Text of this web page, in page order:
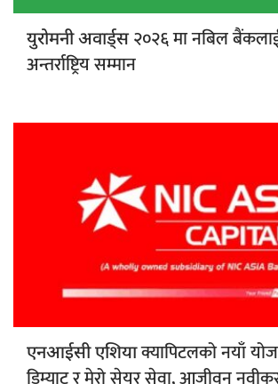
युरोमनी अवार्ड्स२०२६ मा नबिल
अन्तर्राष्ट्रिय सम्मान
एनआईसी एशियाक्यापिटलको नयाँ